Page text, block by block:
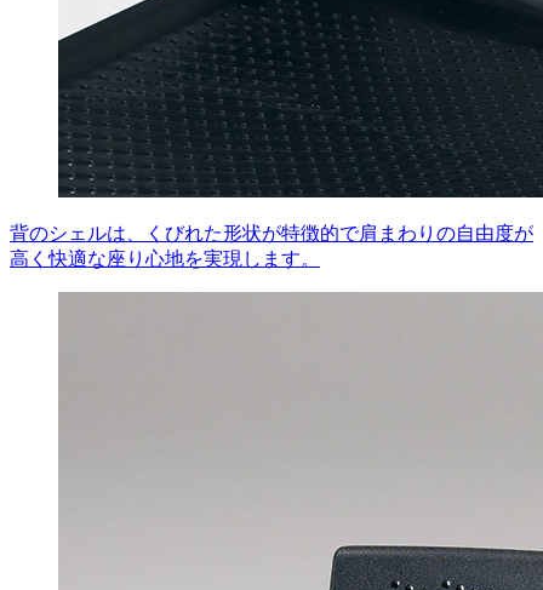
背のシェルは、くびれた形状が特徴的で肩まわりの自由度が
高く快適な座り心地を実現します。